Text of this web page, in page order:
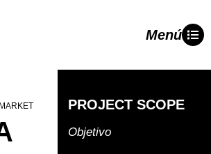
Menú
PROJECT SCOPE
Objetivo